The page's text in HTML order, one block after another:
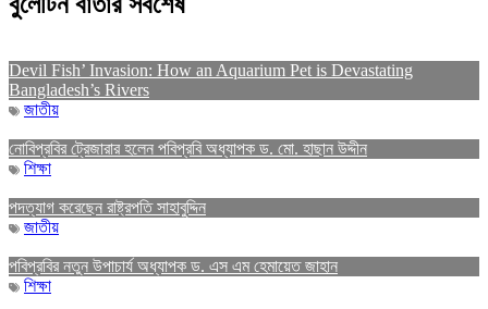
Devil Fish’ Invasion: How an Aquarium Pet is Devastating
Bangladesh’s Rivers
জাতীয়
নোবিপ্রবির ট্রেজারার হলেন পবিপ্রবি অধ্যাপক ড. মো. হাছান উদ্দীন
শিক্ষা
পদত্যাগ করেছেন রাষ্ট্রপতি সাহাবুদ্দিন
জাতীয়
পবিপ্রবির নতুন উপাচার্য অধ্যাপক ড. এস এম হেমায়েত জাহান
শিক্ষা